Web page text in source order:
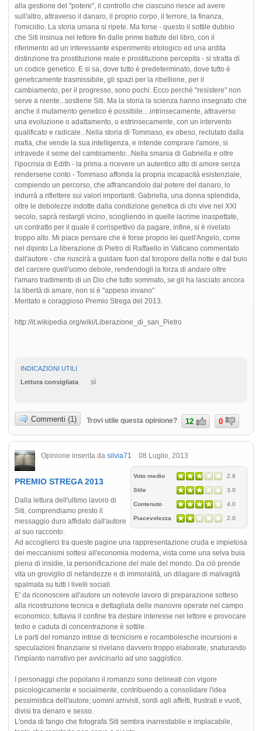
alla gestione del "potere", il controllo che ciascuno riesce ad avere
sull'altro, attraverso il danaro, il proprio corpo, il terrore, la finanza,
l'omicidio. La storia umana si ripete. Ma forse - questo il sottile dubbio
che Siti insinua nel lettore fin dalle prime battute del libro, con il
riferimento ad un interessante esperimento etologico ed una ardita
distinzione tra prostituzione reale e prostituzione percepita - si stratta di
un codice genetico. E si sa, dove tutto è predeterminato, dove tutto è
geneticamente trasmissibile, gli spazi per la ribellione, per il
cambiamento, per il progresso, sono pochi. Ecco perchè "resistere" non
serve a niente...sostiene Siti. Ma la storia la scienza hanno insegnato che
anche il mutamento genetico è possibile....intrinsecamente, attraverso
una evoluzione o adattamento, o estrinsecamente, con un intervento
qualificato e radicale...Nella storia di Tommaso, ex obeso, reclutato dalla
mafia, che vende la sua intelligenza, e intende comprare l'amore, si
intravede il seme del cambiamento...Nella smania di Gabriella e oltre
l'ipocrisia di Edith - la prima a ricevere un autentico atto di amore senza
rendersene conto - Tommaso affonda la propria incapacità esistenziale,
compiendo un percorso, che affrancandolo dal potere del danaro, lo
indurrà a riflettere sui valori importanti. Gabriella, una donna splendida,
oltre le debolezze indotte dalla condizione genetica di chi vive nel XXI
secolo, saprà restargli vicino, sciogliendo in quelle lacrime inaspettate,
un contratto per il quale il corrispettivo da pagare, infine, si è rivelato
troppo alto. Mi piace pensare che è forse proprio lei quell'Angelo, come
nel dipinto La liberazione di Pietro di Raffaello in Vaticano commentato
dall'autore - che riuscirà a guidare fuori dal toropore della notte e dal buio
del carcere quell'uomo debole, rendendogli la forza di andare oltre
l'amaro tradimento di un Dio che tutto sommato, se gli ha lasciato ancora
la libertà di amare, non si è "appeso invano"
Meritato e coraggioso Premio Strega del 2013.
http://it.wikipedia.org/wiki/Liberazione_di_san_Pietro
INDICAZIONI UTILI
Lettura consigliata
sì
Commenti (1) Trovi utile questa opinione? 12 0
Opinione inserita da silvia71 08 Luglio, 2013
Voto medio 2.8
Stile 3.0
Contenuto 4.0
Piacevolezza 2.0
PREMIO STREGA 2013
Dalla lettura dell'ultimo lavoro di
Siti, comprendiamo presto il
messaggio duro affidato dall'autore
al suo racconto.
Ad accoglierci tra queste pagine una rappresentazione cruda e impietosa
dei meccanismi sottesi all'economia moderna, vista come una selva buia
piena di insidie, la personificazione del male del mondo. Da ciò prende
vita un groviglio di nefandezze e di immoralità, un dilagare di malvagità
spalmata su tutti i livelli sociali.
E' da riconoscere all'autore un notevole lavoro di preparazione sotteso
alla ricostruzione tecnica e dettagliata delle manovre operate nel campo
economico; tuttavia il confine tra destare interesse nel lettore e provocare
tedio e caduta di concentrazione è sottile.
Le parti del romanzo intrise di tecnicismi e rocambolesche incursioni e
speculazioni finanziarie si rivelano davvero troppo elaborate, snaturando
l'impianto narrativo per avvicinarlo ad uno saggistico.
I personaggi che popolano il romanzo sono delineati con vigore
psicologicamente e socialmente, contribuendo a consolidare l'idea
pessimistica dell'autore; uomini arrivisti, sordi agli affetti, frustrati e vuoti,
divisi tra denaro e sesso.
L'onda di fango che fotografa Siti sembra inarrestabile e implacabile,